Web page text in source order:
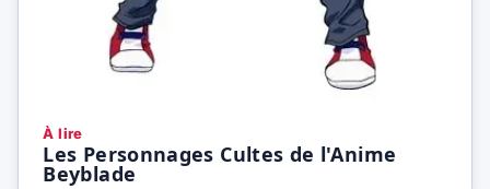
À lire
Les Personnages Cultes de l'Anime
Beyblade